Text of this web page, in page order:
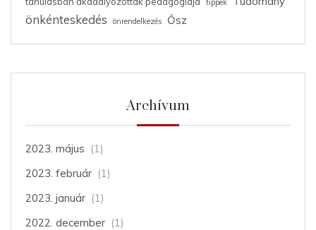
önkénteskedés önrendelkezés Ősz
Archívum
2023. május (1)
2023. február (1)
2023. január (1)
2022. december (1)